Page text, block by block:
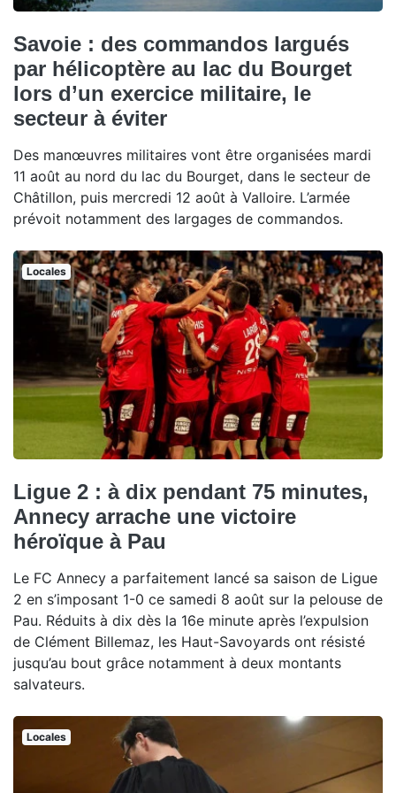
Savoie : des commandos largués
par hélicoptère au lac du Bourget
lors d’un exercice militaire, le
secteur à éviter
Des manœuvres militaires vont être organisées mardi
11 août au nord du lac du Bourget, dans le secteur de
Châtillon, puis mercredi 12 août à Valloire. L’armée
prévoit notamment des largages de commandos.
Locales
Ligue 2 : à dix pendant 75 minutes,
Annecy arrache une victoire
héroïque à Pau
Le FC Annecy a parfaitement lancé sa saison de Ligue
2 en s’imposant 1-0 ce samedi 8 août sur la pelouse de
Pau. Réduits à dix dès la 16e minute après l’expulsion
de Clément Billemaz, les Haut-Savoyards ont résisté
jusqu’au bout grâce notamment à deux montants
salvateurs.
Locales